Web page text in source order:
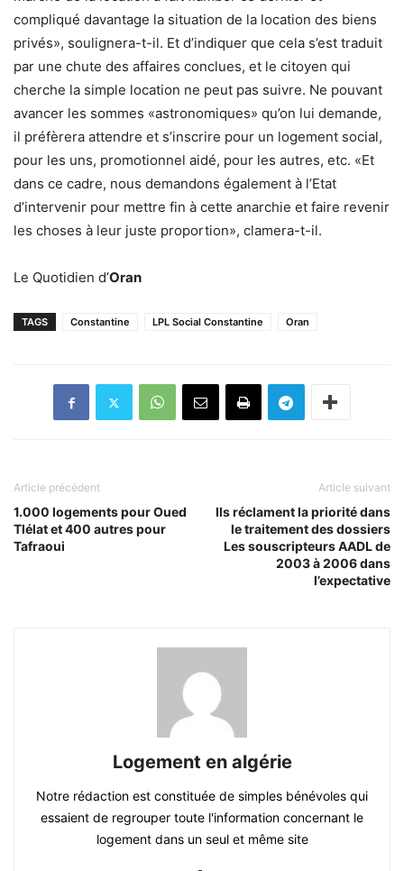
compliqué davantage la situation de la location des biens
privés», soulignera-t-il. Et d’indiquer que cela s’est traduit
par une chute des affaires conclues, et le citoyen qui
cherche la simple location ne peut pas suivre. Ne pouvant
avancer les sommes «astronomiques» qu’on lui demande,
il préfèrera attendre et s’inscrire pour un logement social,
pour les uns, promotionnel aidé, pour les autres, etc. «Et
dans ce cadre, nous demandons également à l’Etat
d’intervenir pour mettre fin à cette anarchie et faire revenir
les choses à leur juste proportion», clamera-t-il.
Le Quotidien d’Oran
TAGS Constantine LPL Social Constantine Oran
Article précédent
1.000 logements pour Oued
Tlélat et 400 autres pour
Tafraoui
Article suivant
Ils réclament la priorité dans
le traitement des dossiers
Les souscripteurs AADL de
2003 à 2006 dans
l’expectative
Logement en algérie
Notre rédaction est constituée de simples bénévoles qui
essaient de regrouper toute l'information concernant le
logement dans un seul et même site